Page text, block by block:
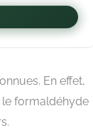
En effet,
formaldéhyde